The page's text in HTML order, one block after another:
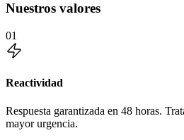
Nuestros valores
01
Reactividad
Respuesta garantizada en 48 horas.
mayor urgencia.